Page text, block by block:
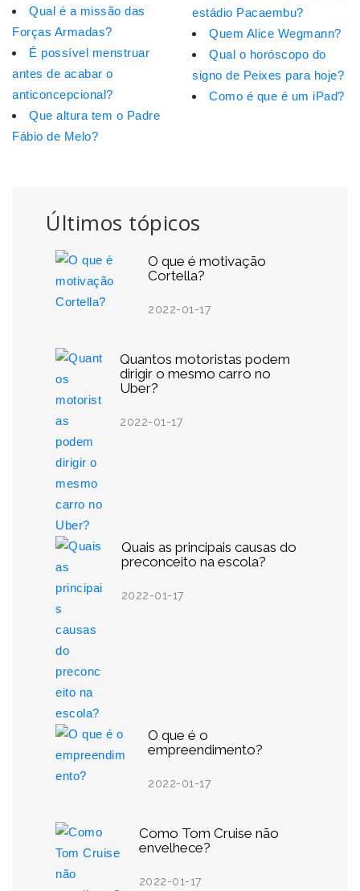
Últimos tópicos
O que é motivação
Cortella?
2022-01-17
Quantos motoristas podem
dirigir o mesmo carro no
Uber?
2022-01-17
Quais as principais causas do
preconceito na escola?
2022-01-17
O que é o
empreendimento?
2022-01-17
Como Tom Cruise não
envelhece?
2022-01-17
Qual é a missão das
Forças Armadas?
É possível menstruar
antes de acabar o
anticoncepcional?
Que altura tem o Padre
Fábio de Melo?
estádio Pacaembu?
Quem Alice Wegmann?
Qual o horóscopo do
signo de Peixes para hoje?
Como é que é um iPad?